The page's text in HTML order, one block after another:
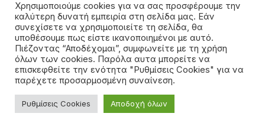
©2026 - All rights reserved. Απαγορεύεται ρητά η
αναδημοσίευση χωρίς προηγούμενη έγγραφη άδεια
Χρησιμοποιούμε cookies για να σας προσφέρουμε την
καλύτερη δυνατή εμπειρία στη σελίδα μας. Εάν
συνεχίσετε να χρησιμοποιείτε τη σελίδα, θα
υποθέσουμε πως είστε ικανοποιημένοι με αυτό.
Πιέζοντας “Αποδέχομαι”, συμφωνείτε με τη χρήση
όλων των cookies. Παρόλα αυτα μπορείτε να
επισκεφθείτε την ενότητα "Ρυθμίσεις Cookies" για να
παρέχετε προσαρμοσμένη συναίνεση.
Ρυθμίσεις Cookies Αποδοχή όλων
Επίδομα 300 ευρώ
αντί για γάλα για
τους εργαζόμενους
του Ο.Τ.Α.-
Αντιδράσεις από
κτηνοτρόφους και
γαλακτοβιομηχανίες
Η απόφαση του
Υπουργείου Εσωτερικών
καθημερινή παροχή